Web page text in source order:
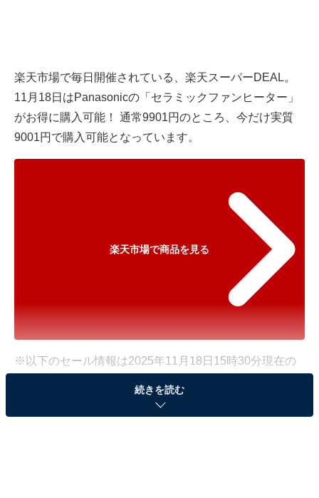
楽天市場で毎日開催されている、楽天スーパーDEAL。
11月18日はPanasonicの「セラミックファンヒーター」
がお得に購入可能！ 通常9901円のところ、今だけ実質
9001円で購入可能となっています。
楽天市場で商品を見る
※以下のセール情報は2025年11月18日15時30分現在の
ものです。料金の変更、売り切れの場合もあります。
※本記事で紹介している商品の購入やサービスの利用により、売上の一部が
続きを読む